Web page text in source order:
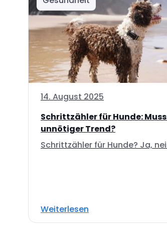
14. August 2025
Schrittzähler für Hunde:
unnötiger Trend?
Schrittzähler für Hunde? Ja,
Weiterlesen